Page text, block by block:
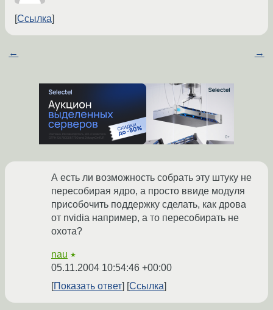
Ссылка
← →
А есть ли возможность собрать эту штуку не
пересобирая ядро, а просто ввиде модуля
присобочить поддержку сделать, как дрова
от nvidia например, а то пересобирать не
охота?
nau ★
05.11.2004 10:54:46 +00:00
Показать ответ
Ссылка